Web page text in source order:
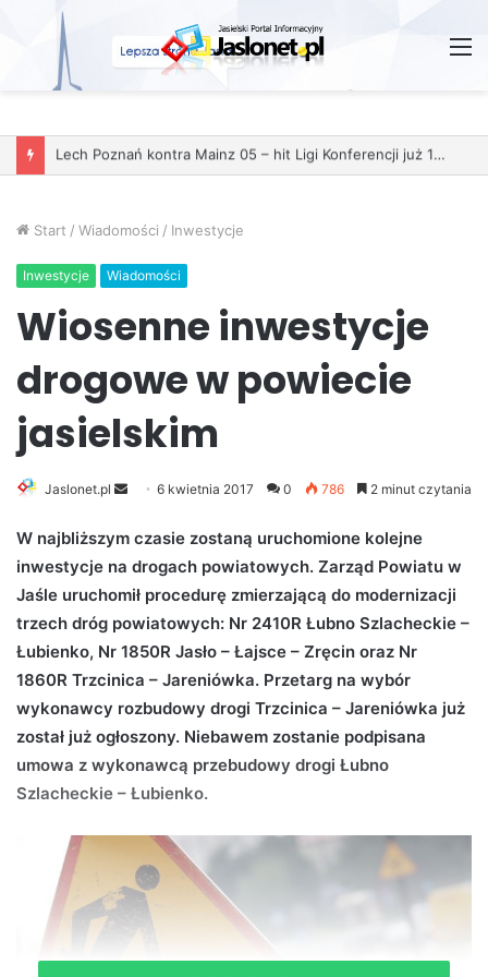
Start / Wiadomości / Inwestycje
Inwestycje Wiadomości
Wiosenne inwestycje
drogowe w powiecie
jasielskim
Jaslonet.pl
n
d
a
n
e
m
6 kwietnia 2017 0 786 2 minut czytania
W najbliższym czasie zostaną uruchomione kolejne
inwestycje na drogach powiatowych. Zarząd Powiatu w
Jaśle uruchomił procedurę zmierzającą do modernizacji
trzech dróg powiatowych: Nr 2410R Łubno Szlacheckie –
Łubienko, Nr 1850R Jasło – Łajsce – Zręcin oraz Nr
1860R Trzcinica – Jareniówka. Przetarg na wybór
wykonawcy rozbudowy drogi Trzcinica – Jareniówka już
został już ogłoszony. Niebawem zostanie podpisana
umowa z wykonawcą przebudowy drogi Łubno
Szlacheckie – Łubienko.